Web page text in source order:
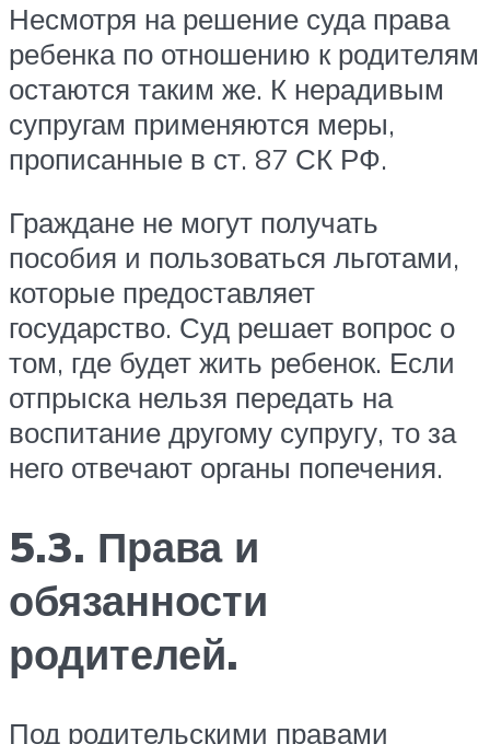
Несмотря на решение суда права
ребенка по отношению к родителям
остаются таким же. К нерадивым
супругам применяются меры,
прописанные в ст. 87 СК РФ.
Граждане не могут получать
пособия и пользоваться льготами,
которые предоставляет
государство. Суд решает вопрос о
том, где будет жить ребенок. Если
отпрыска нельзя передать на
воспитание другому супругу, то за
него отвечают органы попечения.
5.3. Права и
обязанности
родителей.
Под родительскими правами